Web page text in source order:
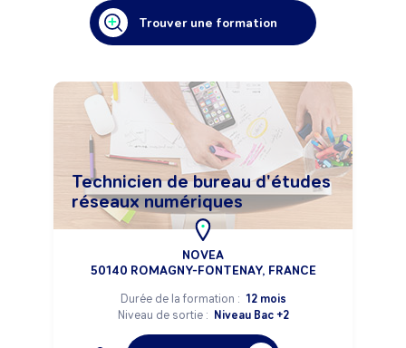
Trouver une formation
Technicien de bureau d'études
réseaux numériques
NOVEA
50140 ROMAGNY-FONTENAY, FRANCE
Durée de la formation : 12 mois
Niveau de sortie : Niveau Bac +2